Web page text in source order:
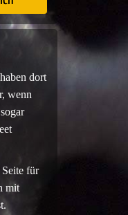
dort
wenn
für
mit